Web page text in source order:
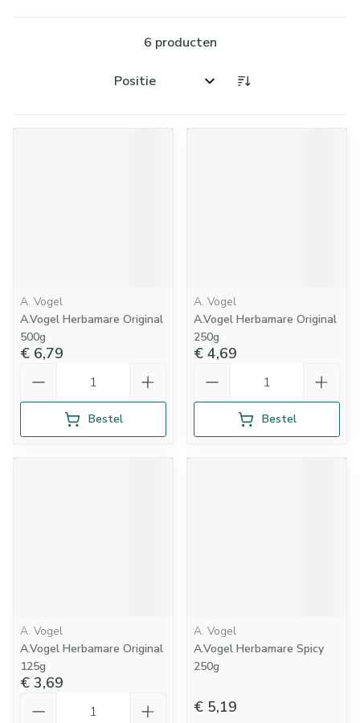
6 producten
Sorteer op:
A. Vogel
A.Vogel Herbamare Original
500g
€ 6,79
Bestel
A. Vogel
A.Vogel Herbamare Original
250g
€ 4,69
Bestel
A. Vogel
A.Vogel Herbamare Original
125g
€ 3,69
A. Vogel
A.Vogel Herbamare Spicy
250g
€ 5,19